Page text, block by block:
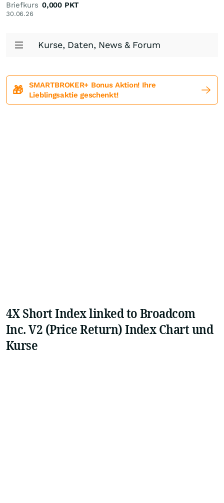
Briefkurs
30.06.26
0,000 PKT
Kurse, Daten, News & Forum
🎁
SMARTBROKER+ Bonus Aktion! Ihre
Lieblingsaktie geschenkt!
4X Short Index linked to Broadcom
Inc. V2 (Price Return) Index Chart und
Kurse